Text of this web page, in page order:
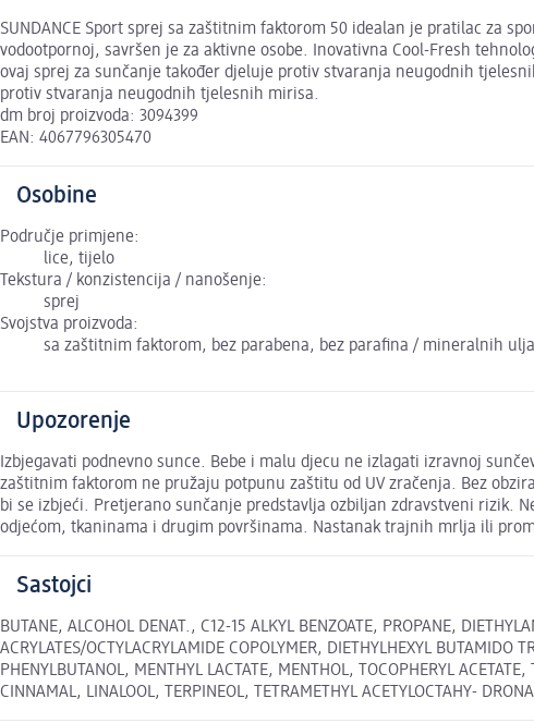
SUNDANCE Sport sprej sa zaštitnim faktorom 50 idealan je pratilac za
vodootpornoj, savršen je za aktivne osobe. Inovativna Cool-Fresh
ovaj sprej za sunčanje također djeluje protiv stvaranja neugodnih
protiv stvaranja neugodnih tjelesnih mirisa.
dm broj proizvoda: 3094399
EAN: 4067796305470
Osobine
Područje primjene:
lice, tijelo
Tekstura / konzistencija / nanošenje:
sprej
Svojstva proizvoda:
sa zaštitnim faktorom, bez parabena, bez parafina / mineralnih
Upozorenje
Izbjegavati podnevno sunce. Bebe i malu djecu ne izlagati izravnoj
zaštitnim faktorom ne pružaju potpunu zaštitu od UV zračenja. Bez
bi se izbjeći. Pretjerano sunčanje predstavlja ozbiljan zdravstveni rizik.
odjećom, tkaninama i drugim površinama. Nastanak trajnih mrlja ili
Sastojci
BUTANE, ALCOHOL DENAT., C12-15 ALKYL BENZOATE, PROPANE,
ACRYLATES/OCTYLACRYLAMIDE COPOLYMER, DIETHYLHEXYL BUTAMIDO
PHENYLBUTANOL, MENTHYL LACTATE, MENTHOL, TOCOPHERYL
CINNAMAL, LINALOOL, TERPINEOL, TETRAMETHYL ACETYLOCTAHY-